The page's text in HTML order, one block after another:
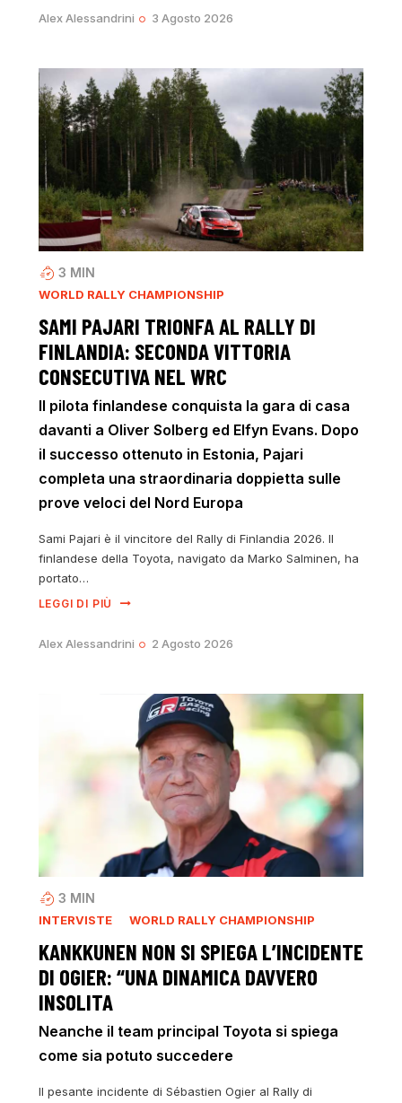
Alex Alessandrini 3 Agosto 2026
3 MIN
WORLD RALLY CHAMPIONSHIP
SAMI PAJARI TRIONFA AL RALLY DI
FINLANDIA: SECONDA VITTORIA
CONSECUTIVA NEL WRC
Il pilota finlandese conquista la gara di casa
davanti a Oliver Solberg ed Elfyn Evans. Dopo
il successo ottenuto in Estonia, Pajari
completa una straordinaria doppietta sulle
prove veloci del Nord Europa
Sami Pajari è il vincitore del Rally di Finlandia 2026. Il
finlandese della Toyota, navigato da Marko Salminen, ha
portato…
LEGGI DI PIÙ
Alex Alessandrini 2 Agosto 2026
3 MIN
INTERVISTE WORLD RALLY CHAMPIONSHIP
KANKKUNEN NON SI SPIEGA L’INCIDENTE
DI OGIER: “UNA DINAMICA DAVVERO
INSOLITA
Neanche il team principal Toyota si spiega
come sia potuto succedere
Il pesante incidente di Sébastien Ogier al Rally di